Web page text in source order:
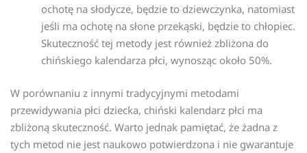
ochotę na słodycze, będzie to dziewczynka, natomiast
jeśli ma ochotę na słone przekąski, będzie to chłopiec.
Skuteczność tej metody jest również zbliżona do
chińskiego kalendarza płci, wynosząc około 50%.
W porównaniu z innymi tradycyjnymi metodami
przewidywania płci dziecka, chiński kalendarz płci ma
zbliżoną skuteczność. Warto jednak pamiętać, że żadna z
tych metod nie jest naukowo potwierdzona i nie gwarantuje